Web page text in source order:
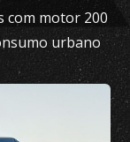
com motor 200
urbano